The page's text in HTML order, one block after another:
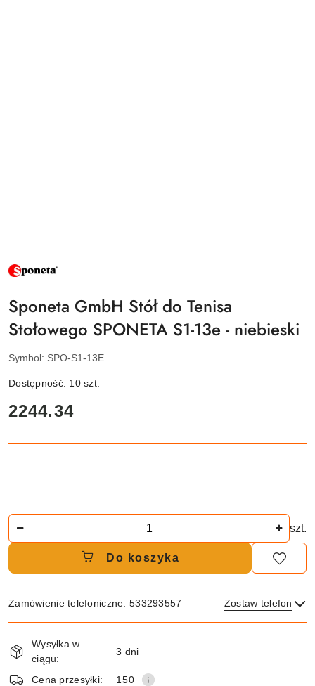
NAZWA
PRODUCENTA:
Sponeta GmbH Stół do Tenisa
Stołowego SPONETA S1-13e - niebieski
Symbol: SPO-S1-13E
Dostępność: 10szt.
cena:
2244.34
szt.
Do koszyka
Zamówienie telefoniczne: 533293557 Zostaw telefon
i
dostawa
Wysyłka w
ciągu:
3 dni
Cena przesyłki: 150